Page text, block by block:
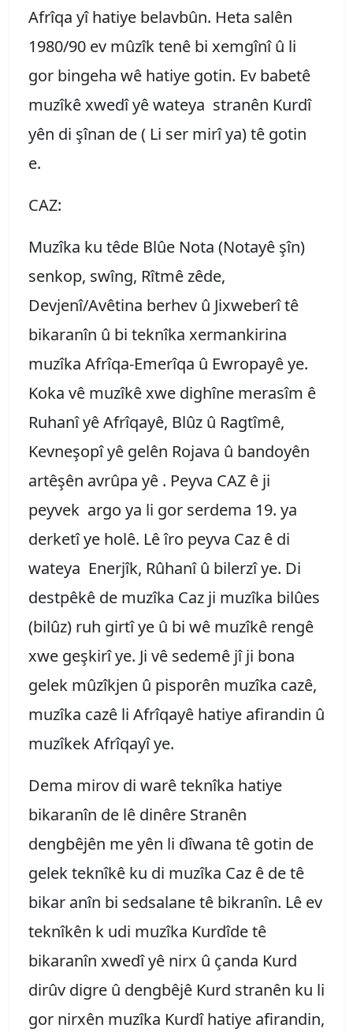
Afrîqa yî hatiye belavbûn. Heta salên
1980/90 ev mûzîk tenê bi xemgînî û li
gor bingeha wê hatiye gotin. Ev babetê
muzîkê xwedî yê wateya stranên Kurdî
yên di şînan de ( Li ser mirî ya) tê gotin
e.
CAZ:
Muzîka ku têde Blûe Nota (Notayê şîn)
senkop, swîng, Rîtmê zêde,
Devjenî/Avêtina berhev û Jixweberî tê
bikaranîn û bi teknîka xermankirina
muzîka Afrîqa-Emerîqa û Ewropayê ye.
Koka vê muzîkê xwe dighîne merasîm ê
Ruhanî yê Afrîqayê, Blûz û Ragtîmê,
Kevneşopî yê gelên Rojava û bandoyên
artêşên avrûpa yê . Peyva CAZ ê ji
peyvek argo ya li gor serdema 19. ya
derketî ye holê. Lê îro peyva Caz ê di
wateya Enerjîk, Rûhanî û bilerzî ye. Di
destpêkê de muzîka Caz ji muzîka bilûes
(bilûz) ruh girtî ye û bi wê muzîkê rengê
xwe geşkirî ye. Ji vê sedemê jî ji bona
gelek mûzîkjen û pisporên muzîka cazê,
muzîka cazê li Afrîqayê hatiye afirandin û
muzîkek Afrîqayî ye.
Dema mirov di warê teknîka hatiye
bikaranîn de lê dinêre Stranên
dengbêjên me yên li dîwana tê gotin de
gelek teknîkê ku di muzîka Caz ê de tê
bikar anîn bi sedsalane tê bikranîn. Lê ev
teknîkên k udi muzîka Kurdîde tê
bikaranîn xwedî yê nirx û çanda Kurd
dirûv digre û dengbêjê Kurd stranên ku li
gor nirxên muzîka Kurdî hatiye afirandin,